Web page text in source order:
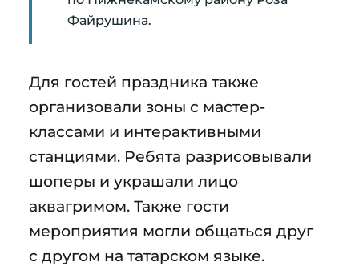
Файрушина.
Для гостей праздника также
организовали зоны с мастер-
классами и интерактивными
станциями. Ребята разрисовывали
шоперы и украшали лицо
аквагримом. Также гости
мероприятия могли общаться друг
с другом на татарском языке.